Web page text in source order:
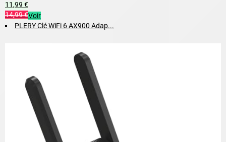
11,99 €
14,99 €Voir
PLERY Clé WiFi 6 AX900 Adap...